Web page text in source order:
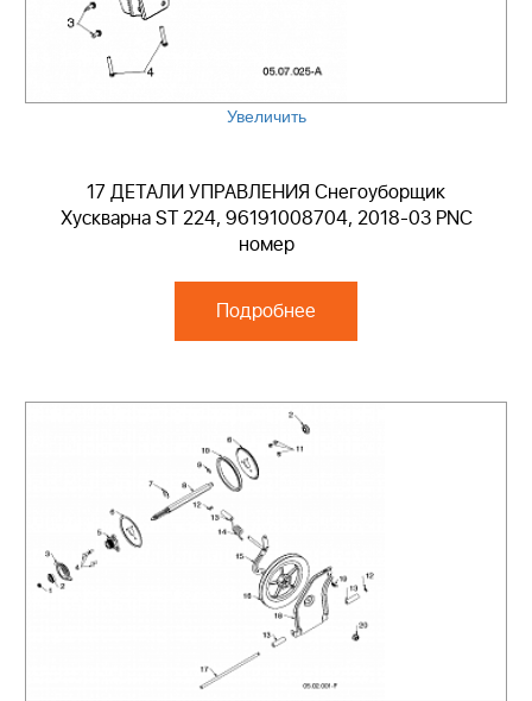
Увеличить
17 ДЕТАЛИ УПРАВЛЕНИЯ Снегоуборщик
Хускварна ST 224, 96191008704, 2018-03 PNC
номер
Подробнее